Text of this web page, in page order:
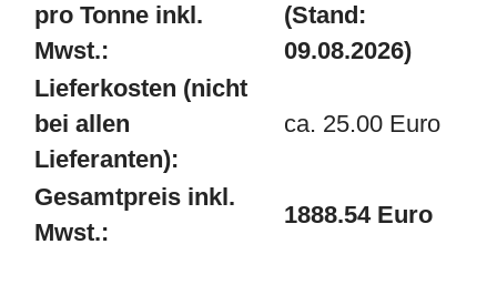
pro Tonne inkl.
Mwst.:
(Stand:
09.08.2026)
Lieferkosten (nicht
bei allen
Lieferanten):
ca. 25.00 Euro
Gesamtpreis inkl.
Mwst.:
1888.54 Euro